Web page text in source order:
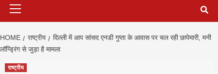
HOME राष्ट्रीय
दिल्ली में आप सांसद एनडी गुप्ता के आवास पर चल रही छापेमारी, मनी
लॉन्ड्रिंग से जुड़ा है मामला
राष्ट्रीय